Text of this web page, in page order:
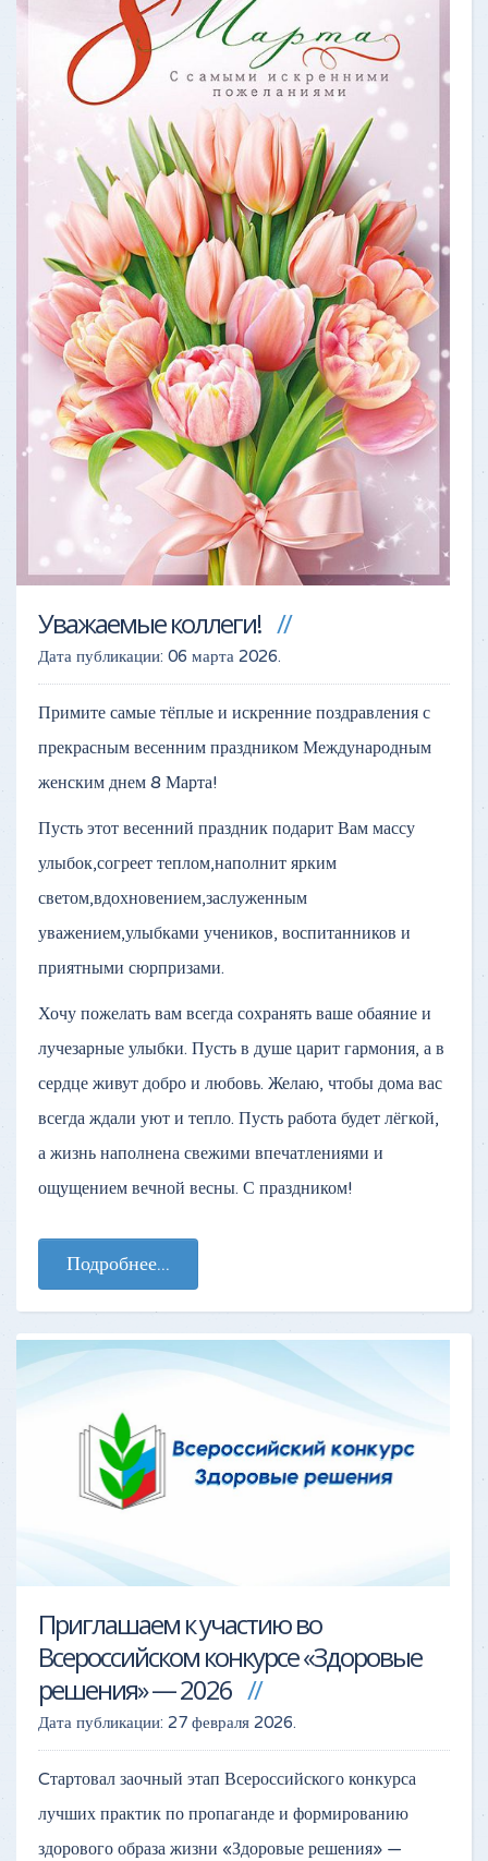
Уважаемые коллеги!
Дата публикации: 06 марта 2026.
Примите самые тёплые и искренние поздравления с
прекрасным весенним праздником Международным
женским днем 8 Марта!
Пусть этот весенний праздник подарит Вам массу
улыбок,согреет теплом,наполнит ярким
светом,вдохновением,заслуженным
уважением,улыбками учеников, воспитанников и
приятными сюрпризами.
Хочу пожелать вам всегда сохранять ваше обаяние и
лучезарные улыбки. Пусть в душе царит гармония, а в
сердце живут добро и любовь. Желаю, чтобы дома вас
всегда ждали уют и тепло. Пусть работа будет лёгкой,
а жизнь наполнена свежими впечатлениями и
ощущением вечной весны. С праздником!
Подробнее...
Приглашаем к участию во
Всероссийском конкурсе «Здоровые
решения» — 2026
Дата публикации: 27 февраля 2026.
Cтартовал заочный этап Всероссийского конкурса
лучших практик по пропаганде и формированию
здорового образа жизни «Здоровые решения» —